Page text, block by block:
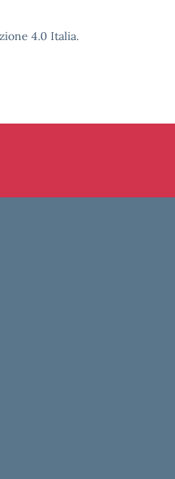
4.0 Italia.